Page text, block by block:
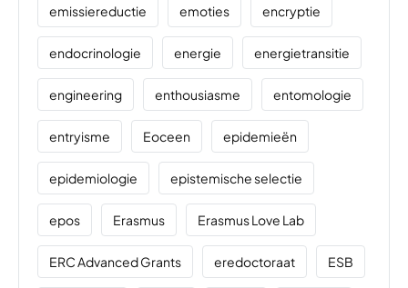
emissiereductie emoties encryptie
endocrinologie energie energietransitie
engineering enthousiasme entomologie
entryisme Eoceen epidemieën
epidemiologie epistemische selectie
epos Erasmus Erasmus Love Lab
ERC Advanced Grants eredoctoraat ESB